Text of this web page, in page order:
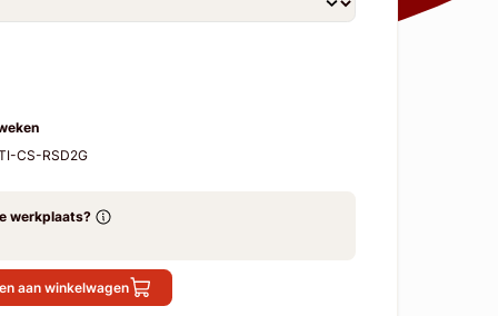
CS-RSD2G
werkplaats?
aan winkelwagen